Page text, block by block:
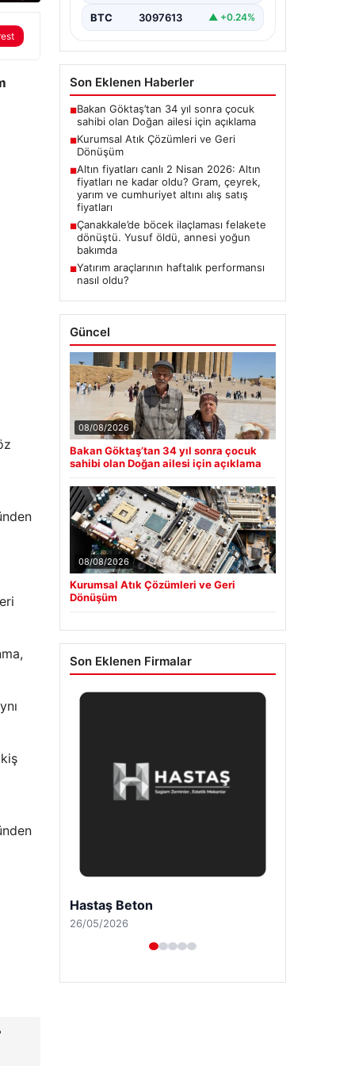
BTC 3097613 ▲ +0.24%
Son Eklenen Haberler
■Bakan Göktaş’tan 34 yıl sonra çocuk
sahibi olan Doğan ailesi için açıklama
■Kurumsal Atık Çözümleri ve Geri
Dönüşüm
■Altın fiyatları canlı 2 Nisan 2026: Altın
fiyatları ne kadar oldu? Gram, çeyrek,
yarım ve cumhuriyet altını alış satış
fiyatları
■Çanakkale’de böcek ilaçlaması felakete
dönüştü. Yusuf öldü, annesi yoğun
bakımda
■Yatırım araçlarının haftalık performansı
nasıl oldu?
Güncel
08/08/2026
Bakan Göktaş’tan 34 yıl sonra çocuk
sahibi olan Doğan ailesi için açıklama
08/08/2026
Kurumsal Atık Çözümleri ve Geri
Dönüşüm
Son Eklenen Firmalar
Prenses Night Club
29/04/2026